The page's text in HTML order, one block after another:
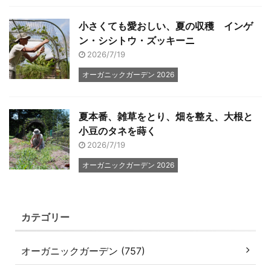
小さくても愛おしい、夏の収穫 インゲ
ン・シシトウ・ズッキーニ
2026/7/19
オーガニックガーデン 2026
夏本番、雑草をとり、畑を整え、大根と
小豆のタネを蒔く
2026/7/19
オーガニックガーデン 2026
カテゴリー
オーガニックガーデン (757)